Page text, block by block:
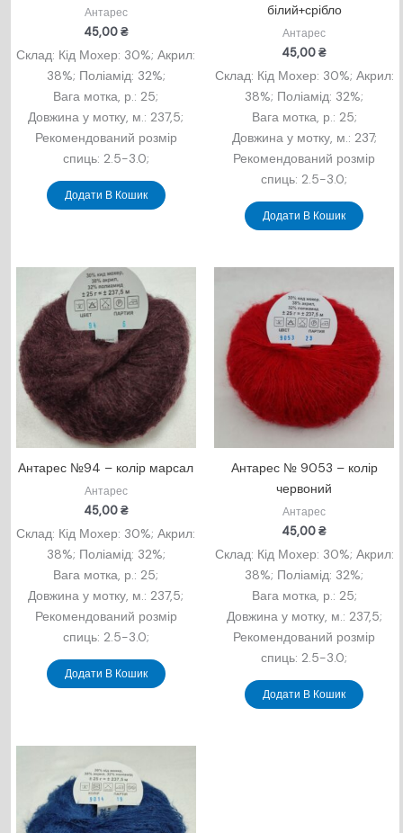
Антарес
45,00₴
Склад: Кід Мохер: 30%; Акрил:
38%; Поліамід: 32%;
Вага мотка, р.: 25;
Довжина у мотку, м.: 237,5;
Рекомендований розмір
спиць: 2.5-3.0;
Додати В Кошик
білий+срібло
Антарес
45,00₴
Склад: Кід Мохер: 30%; Акрил:
38%; Поліамід: 32%;
Вага мотка, р.: 25;
Довжина у мотку, м.: 237;
Рекомендований розмір
спиць: 2.5-3.0;
Додати В Кошик
Антарес №94 – колір марсал
Антарес
45,00₴
Склад: Кід Мохер: 30%; Акрил:
38%; Поліамід: 32%;
Вага мотка, р.: 25;
Довжина у мотку, м.: 237,5;
Рекомендований розмір
спиць: 2.5-3.0;
Додати В Кошик
Антарес № 9053 – колір
червоний
Антарес
45,00₴
Склад: Кід Мохер: 30%; Акрил:
38%; Поліамід: 32%;
Вага мотка, р.: 25;
Довжина у мотку, м.: 237,5;
Рекомендований розмір
спиць: 2.5-3.0;
Додати В Кошик